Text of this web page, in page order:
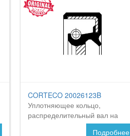
CORTECO 20026123B
Уплотняющее кольцо,
распределительный вал на
Подробнее